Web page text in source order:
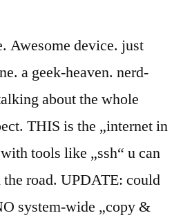
Awesome device. just
a geek-heaven. nerd-
about the whole
THIS is the „internet in
tools like „ssh“ u can
road. UPDATE: could
system-wide „copy &